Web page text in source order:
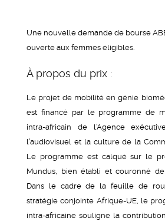
Une nouvelle demande de bourse
ouverte aux femmes éligibles.
À propos du prix :
Le projet de mobilité en génie
est financé par le programme de
intra-africain de l’Agence
l’audiovisuel et la culture de la
Le programme est calqué sur le
Mundus, bien établi et couronné
Dans le cadre de la feuille de
stratégie conjointe Afrique-UE, le
intra-africaine souligne la